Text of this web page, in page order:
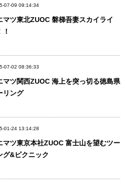
07-09 09:14:34
マツ東北ZUOC 磐梯吾妻スカイライ
！
07-02 08:36:33
マツ関西ZUOC 海上を突っ切る徳島県
リング
01-24 13:14:28
マツ東京本社ZUOC 富士山を望むツー
グ&ピクニック